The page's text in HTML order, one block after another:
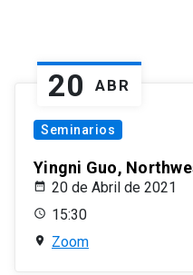
20 ABR
Seminarios
Yingni Guo,
20 de Abril de 2021
15:30
Zoom